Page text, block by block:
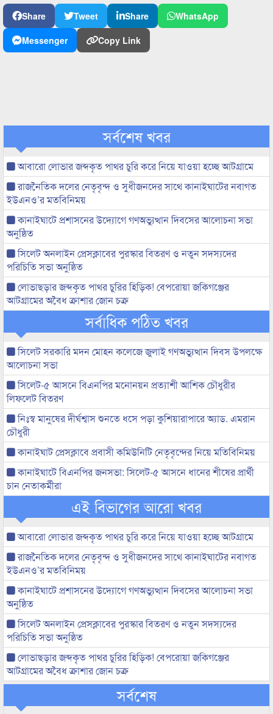
Share Tweet Share
WhatsApp
Messenger
Copy Link
সর্বশেষ খবর
আবারো লোভার জব্দকৃত পাথর চুরি করে নিয়ে যাওয়া হচ্ছে আটগ্রামে
রাজনৈতিক দলের নেতৃবৃন্দ ও সুধীজনদের সাথে কানাইঘাটের নবাগত
ইউএনও’র মতবিনিময়
কানাইঘাটে প্রশাসনের উদ্যোগে গণঅভ্যুত্থান দিবসের আলোচনা সভা
অনুষ্ঠিত
সিলেট অনলাইন প্রেসক্লাবের পুরস্কার বিতরণ ও নতুন সদস্যদের
পরিচিতি সভা অনুষ্ঠিত
লোভাছড়ার জব্দকৃত পাথর চুরির হিড়িক! বেপরোয়া জকিগঞ্জের
আটগ্রামের অবৈধ ক্রাশার জোন চক্র
সর্বাধিক পঠিত খবর
সিলেট সরকারি মদন মোহন কলেজে জুলাই গণঅভ্যুত্থান দিবস উপলক্ষে
আলোচনা সভা
সিলেট-৫ আসনে বিএনপির মনোনয়ন প্রত্যাশী আশিক চৌধুরীর
লিফলেট বিতরণ
নিঃস্ব মানুষের দীর্ঘশ্বাস শুনতে ধসে পড়া কুশিয়ারাপারে অ্যাড. এমরান
চৌধুরী
কানাইঘাট প্রেসক্লাবে প্রবাসী কমিউনিটি নেতৃবৃন্দের নিয়ে মতিবিনিময়
কানাইঘাটে বিএনপির জনসভা: সিলেট-৫ আসনে ধানের শীষের প্রার্থী
চান নেতাকর্মীরা
এই বিভাগের আরো খবর
আবারো লোভার জব্দকৃত পাথর চুরি করে নিয়ে যাওয়া হচ্ছে আটগ্রামে
রাজনৈতিক দলের নেতৃবৃন্দ ও সুধীজনদের সাথে কানাইঘাটের নবাগত
ইউএনও’র মতবিনিময়
কানাইঘাটে প্রশাসনের উদ্যোগে গণঅভ্যুত্থান দিবসের আলোচনা সভা
অনুষ্ঠিত
সিলেট অনলাইন প্রেসক্লাবের পুরস্কার বিতরণ ও নতুন সদস্যদের
পরিচিতি সভা অনুষ্ঠিত
লোভাছড়ার জব্দকৃত পাথর চুরির হিড়িক! বেপরোয়া জকিগঞ্জের
আটগ্রামের অবৈধ ক্রাশার জোন চক্র
সর্বশেষ